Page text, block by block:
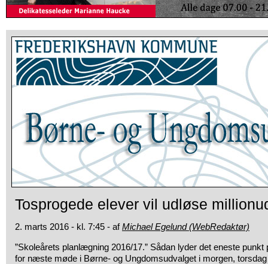
Tosprogede elever vil udløse
2. marts 2016 - kl. 7:45 - afMichael Egelund (WebRedaktør)
”Skoleårets planlægning 2016/17.” Sådan lyder det eneste
for næste møde i Børne- og Ungdomsudvalget i morgen,